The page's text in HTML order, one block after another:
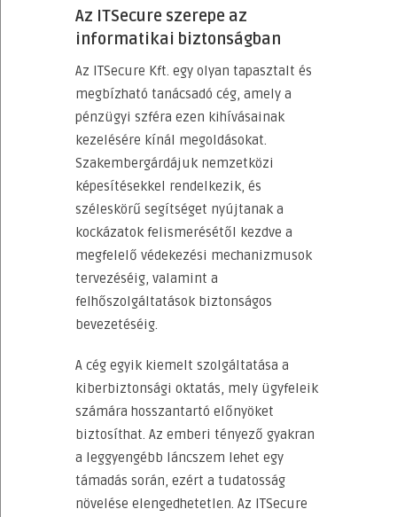
Az ITSecure szerepe az
informatikai biztonságban
Az ITSecure Kft. egy olyan tapasztalt és
megbízható tanácsadó cég, amely a
pénzügyi szféra ezen kihívásainak
kezelésére kínál megoldásokat.
Szakembergárdájuk nemzetközi
képesítésekkel rendelkezik, és
széleskörű segítséget nyújtanak a
kockázatok felismerésétől kezdve a
megfelelő védekezési mechanizmusok
tervezéséig, valamint a
felhőszolgáltatások biztonságos
bevezetéséig.
A cég egyik kiemelt szolgáltatása a
kiberbiztonsági oktatás, mely ügyfeleik
számára hosszantartó előnyöket
biztosíthat. Az emberi tényező gyakran
a leggyengébb láncszem lehet egy
támadás során, ezért a tudatosság
növelése elengedhetetlen. Az ITSecure